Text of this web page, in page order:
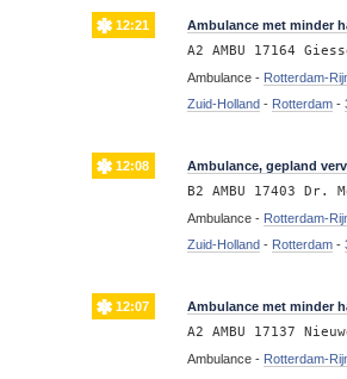
12:21 Ambulance met minder
A2 AMBU 17164
Ambulance - Rotterdam-
Zuid-Holland - Rotterdam -
12:08 Ambulance, gepland
B2 AMBU 17403 Dr.
Ambulance - Rotterdam-
Zuid-Holland - Rotterdam -
12:07 Ambulance met minder
A2 AMBU 17137
Ambulance - Rotterdam-